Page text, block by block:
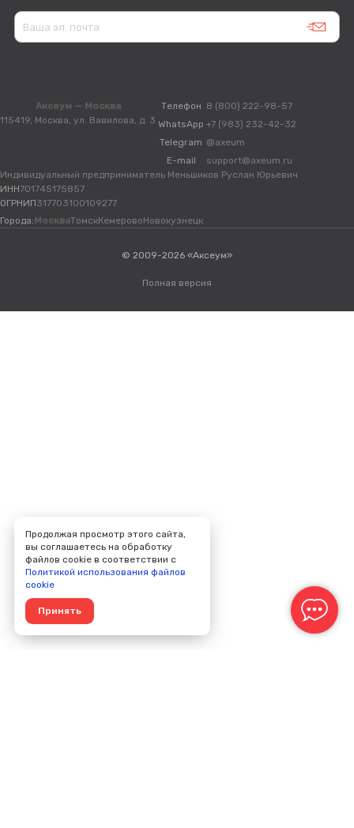
Аксеум — Москва
115419, Москва, ул. Вавилова, д. 3
Телефон 8 (800) 222-98-57
WhatsApp +7 (983) 232-42-32
Telegram @axeum
E-mail
support@axeum.ru
Индивидуальный предприниматель Меньшиков Руслан Юрьевич
ИНН701745175857
ОГРНИП317703100109277
Города: МоскваТомскКемеровоНовокузнецк
© 2009-2026 «Аксеум»
Полная версия
Продолжая просмотр этого сайта,
вы соглашаетесь на обработку
файлов cookie в соответствии с
Политикой использования файлов
cookie
Принять